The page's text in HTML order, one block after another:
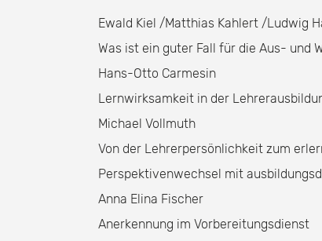
Ewald Kiel /Matthias Kahlert /Ludwig
Was ist ein guter Fall für die Aus- und
Hans-Otto Carmesin
Lernwirksamkeit in der
Michael Vollmuth
Von der Lehrerpersönlichkeit zum
Perspektivenwechsel mit
Anna Elina Fischer
Anerkennung im Vorbereitungsdienst